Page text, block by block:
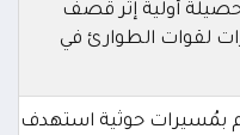
في حصيلة أولية إثر قصف
لقوات الطوارئ في
بمُسيرات حوثية استهدف